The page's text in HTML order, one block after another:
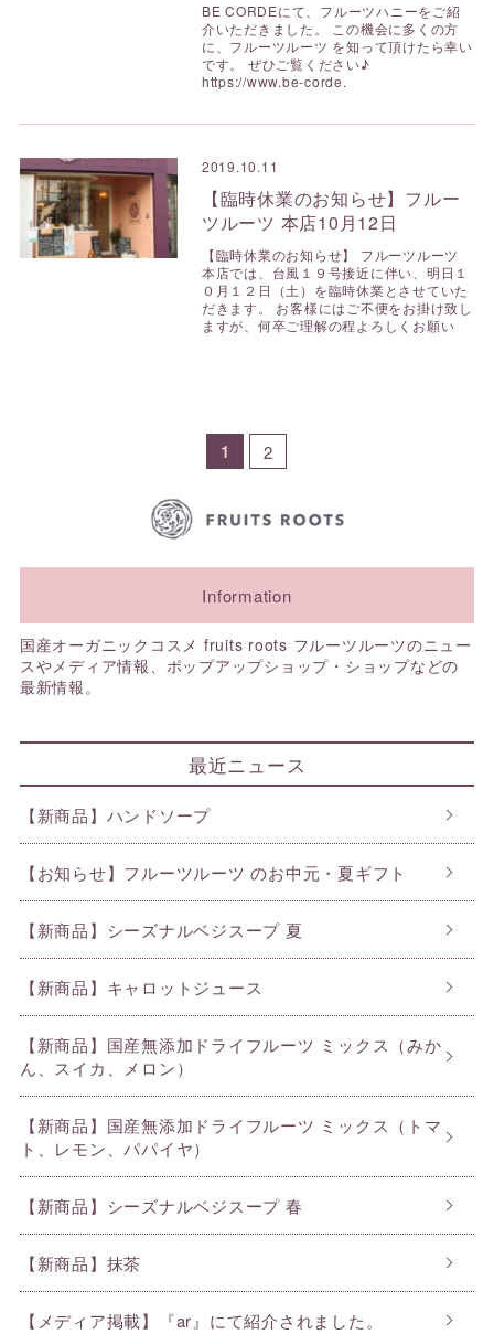
BE CORDEにて、フルーツハニーをご紹
介いただきました。 この機会に多くの方
に、フルーツルーツ を知って頂けたら幸い
です。 ぜひご覧ください♪
https://www.be-corde.
2019.10.11
【臨時休業のお知らせ】フルー
ツルーツ 本店10月12日
【臨時休業のお知らせ】 フルーツルーツ
本店では、台風１９号接近に伴い、明日１
０月１２日（土）を臨時休業とさせていた
だきます。 お客様にはご不便をお掛け致し
ますが、何卒ご理解の程よろしくお願い
1 2
Information
国産オーガニックコスメ fruits roots フルーツルーツのニュー
スやメディア情報、ポップアップショップ・ショップなどの
最新情報。
最近ニュース
【新商品】ハンドソープ
【お知らせ】フルーツルーツ のお中元・夏ギフト
【新商品】シーズナルベジスープ 夏
【新商品】キャロットジュース
【新商品】国産無添加ドライフルーツ ミックス（みか
ん、スイカ、メロン）
【新商品】国産無添加ドライフルーツ ミックス（トマ
ト、レモン、パパイヤ）
【新商品】シーズナルベジスープ 春
【新商品】抹茶
【メディア掲載】『ar』にて紹介されました。